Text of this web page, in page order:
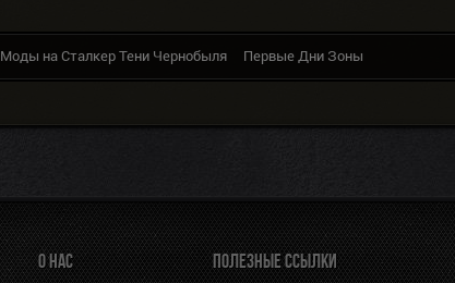
Моды на Сталкер Тени Чернобыля Первые Дни Зоны
О НАС ПОЛЕЗНЫЕ ССЫЛКИ